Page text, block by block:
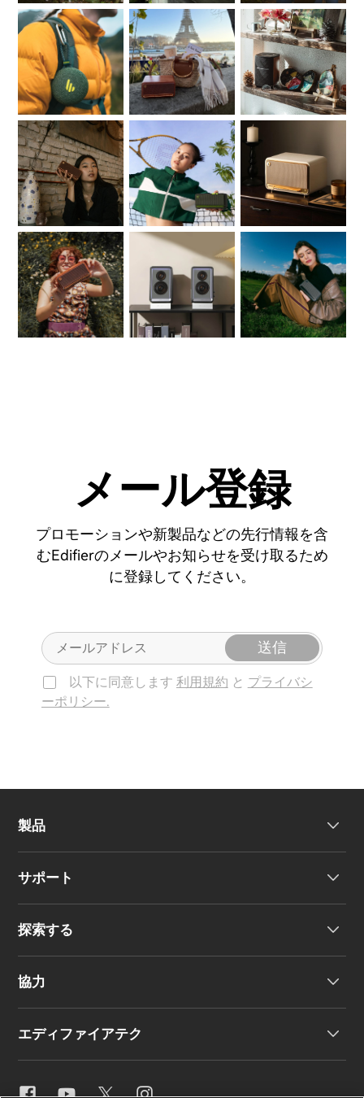
メール登録
プロモーションや新製品などの先行情報を含
むEdifierのメールやお知らせを受け取るため
に登録してください。
送信
以下に同意します 利用規約 と プライバシ
ーポリシー.
製品
ワイヤレスイヤーバッド
サポート
お問い合わせ
探索する
協力
エディファイアテク